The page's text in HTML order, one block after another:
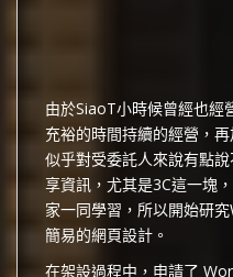
由於SiaoT小時候曾經也經
充裕的時間持續的經營，
似乎對受委託人來說有點
享資訊，尤其是3C這一塊
家一同學習，所以開始研
簡易的網頁設計。
在架設過程中，申請了